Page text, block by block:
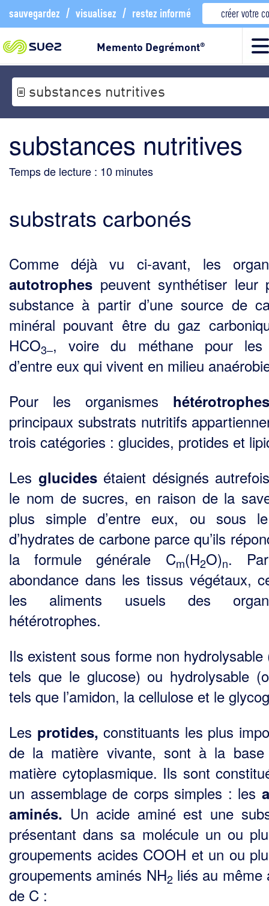
sauvegardez / visualisez / restez informé créer votre
Memento Degrémont®
substances nutritives
substances nutritives
Temps de lecture : 10 minutes
substrats carbonés
Comme déjà vu ci-avant, les
autotrophes peuvent synthétiser leur
substance à partir d’une source de
minéral pouvant être du gaz
HCO3–, voire du méthane pour les
d’entre eux qui vivent en milieu
Pour les organismes hétérotrophes
principaux substrats nutritifs
trois catégories : glucides, protides et
Les glucidesétaient désignés
le nom de sucres, en raison de la
plus simple d’entre eux, ou sous
d’hydrates de carbone parce qu’ils
la formule générale Cm(H2O)n.
abondance dans les tissus végétaux,
les aliments usuels des
hétérotrophes.
Ils existent sous forme non hydrolysable
tels que le glucose) ou hydrolysable
tels que l’ami­don, la cellulose et le
Les protides,constituants les plus
de la matière vivante, sont à la
matière cytoplas­mique. Ils sont
un assemblage de corps simples : les
aminés. Un acide aminé est une
présentant dans sa molécule un ou
groupements acides COOH et un ou
grou­pements aminés NH2liés au même
de C :